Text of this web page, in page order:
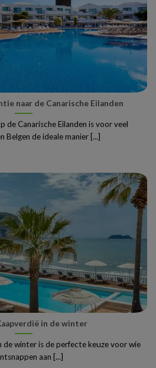
naar de Canarische Eilanden
de Canarische Eilanden is voor veel
Belgen de ideale manier [...]
in de winter
de winter is de perfecte keuze voor wie
aan [...]